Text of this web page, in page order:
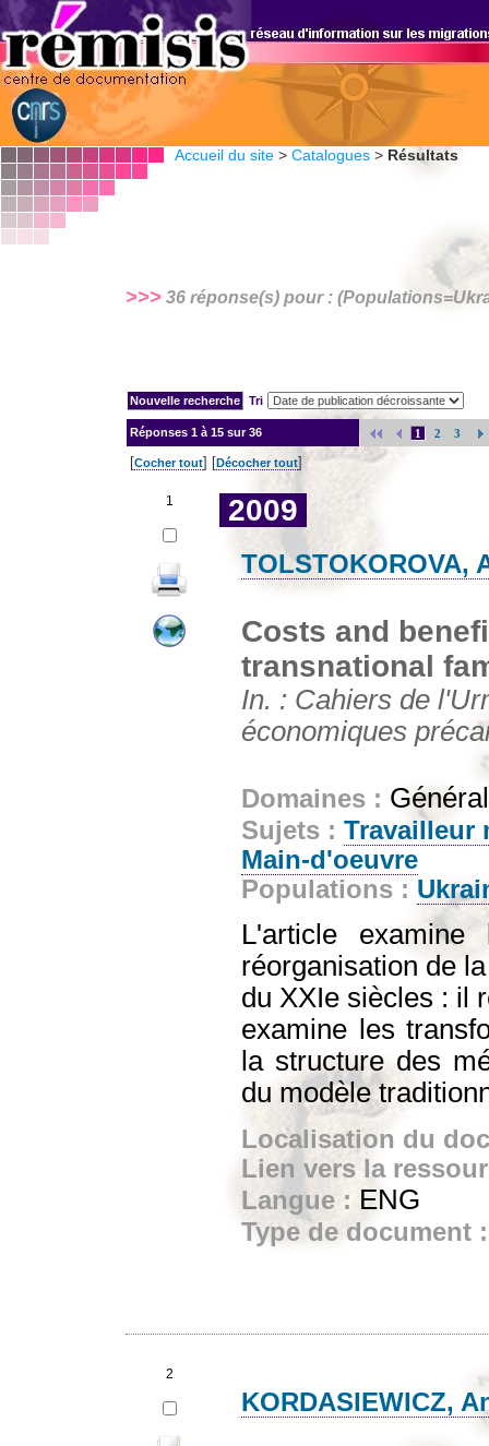
Accueil du site > Catalogues > Résultats
>>> 36 réponse(s) pour : (Populations=
Tri
Réponses 1 à 15 sur 36 1 2 3
[Cocher tout] [Décocher tout]
1 2009
TOLSTOKOROVA,
Costs and
transnational
In. : Cahiers de
économiques
Domaines :
Sujets : Travailleur
Main-d'oeuvre
Populations :
L'article
réorganisation de
du XXIe siècles : il
examine les
la structure des
du modèle
Localisation du
Lien vers la
Langue : ENG
Type de document
2
KORDASIEWICZ,